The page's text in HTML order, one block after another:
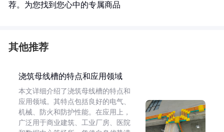
荐。为您找到您心中的专属商品
其他推荐
浇筑母线槽的特点和应用领域
本文详细介绍了浇筑母线槽的特点和
应用领域。其特点包括良好的电气、
机械、防火和防护性能。在应用上，
广泛用于商业建筑、工业厂房、医院